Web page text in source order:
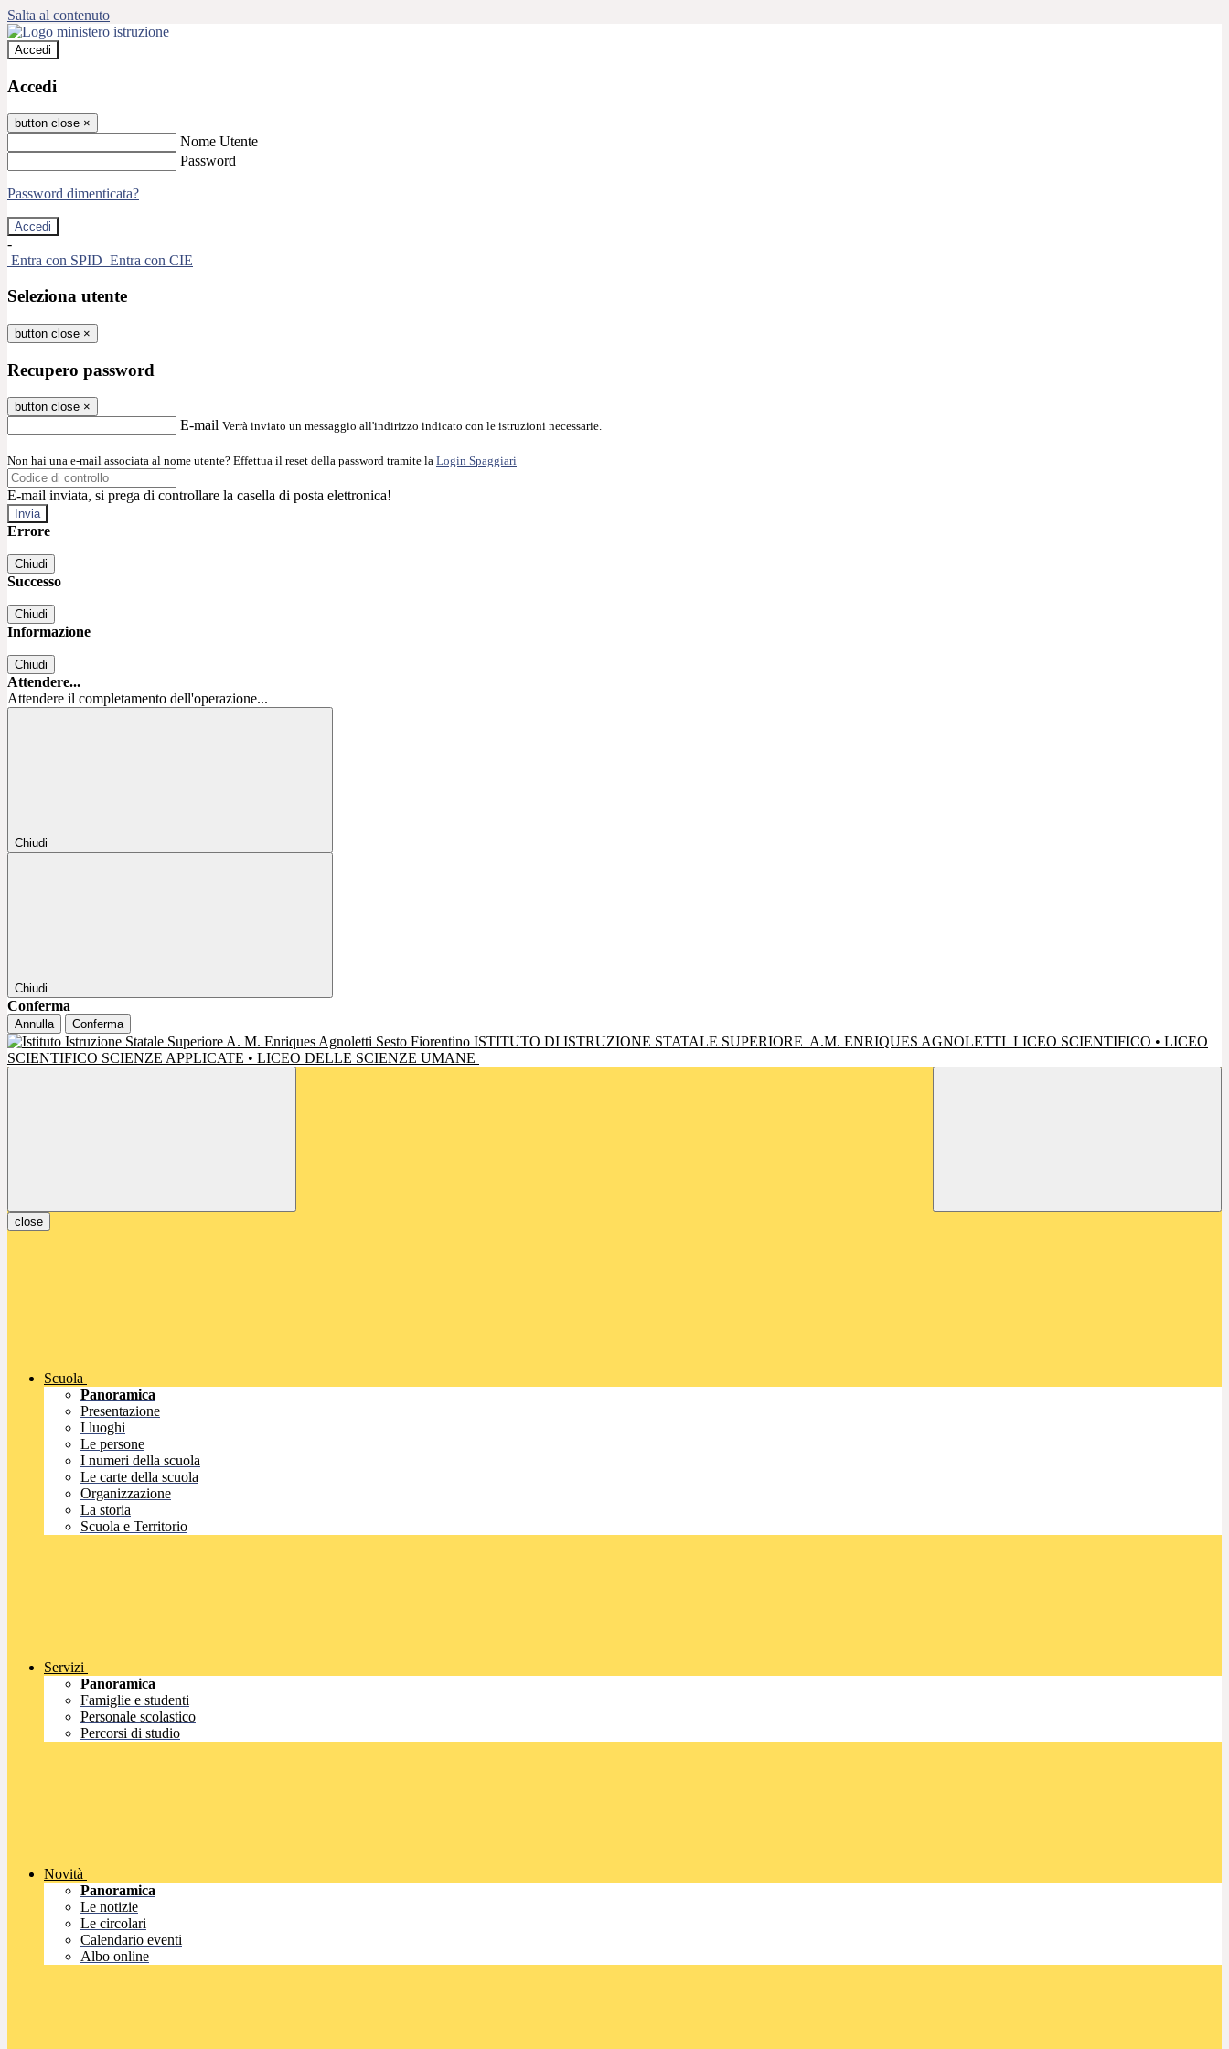
Salta al contenuto
Accedi
Accedi
button close ×
Nome Utente
Password
Password dimenticata?
-
Entra con SPID Entra con CIE
Seleziona utente
button close ×
Recupero password
button close ×
E-mail Verrà inviato un messaggio all'indirizzo indicato con le istruzioni necessarie.
Non hai una e-mail associata al nome utente? Effettua il reset della password tramite la Login Spaggiari
E-mail inviata, si prega di controllare la casella di posta elettronica!
Errore
Chiudi
Successo
Chiudi
Informazione
Chiudi
Attendere...
Attendere il completamento dell'operazione...
Chiudi
Chiudi
Conferma
Annulla Conferma
ISTITUTO DI ISTRUZIONE STATALE SUPERIORE A.M. ENRIQUES AGNOLETTI LICEO SCIENTIFICO • LICEO
SCIENTIFICO SCIENZE APPLICATE • LICEO DELLE SCIENZE UMANE
close
Scuola
Panoramica
Presentazione
I luoghi
Le persone
I numeri della scuola
Le carte della scuola
Organizzazione
La storia
Scuola e Territorio
Servizi
Panoramica
Famiglie e studenti
Personale scolastico
Percorsi di studio
Novità
Panoramica
Le notizie
Le circolari
Calendario eventi
Albo online